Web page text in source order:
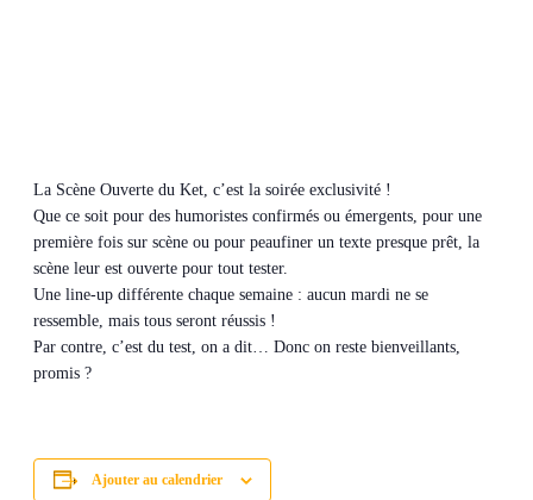
La Scène Ouverte du Ket, c’est la soirée exclusivité !
Que ce soit pour des humoristes confirmés ou émergents, pour une
première fois sur scène ou pour peaufiner un texte presque prêt, la
scène leur est ouverte pour tout tester.
Une line-up différente chaque semaine : aucun mardi ne se
ressemble, mais tous seront réussis !
Par contre, c’est du test, on a dit… Donc on reste bienveillants,
promis ?
Ajouter au calendrier